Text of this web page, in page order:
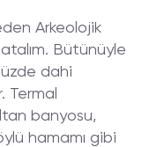
Arkeolojik
Bütünüyle
dahi
Termal
banyosu,
hamamı gibi